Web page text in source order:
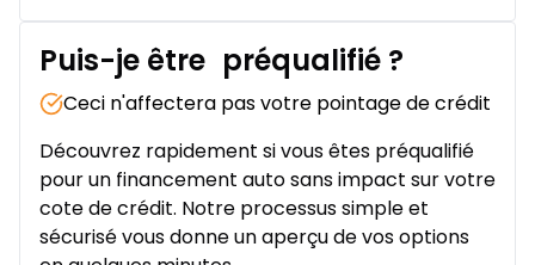
Puis-je être préqualifié ?
Ceci n'affectera pas votre pointage de crédit
Découvrez rapidement si vous êtes préqualifié
pour un financement auto sans impact sur votre
cote de crédit. Notre processus simple et
sécurisé vous donne un aperçu de vos options